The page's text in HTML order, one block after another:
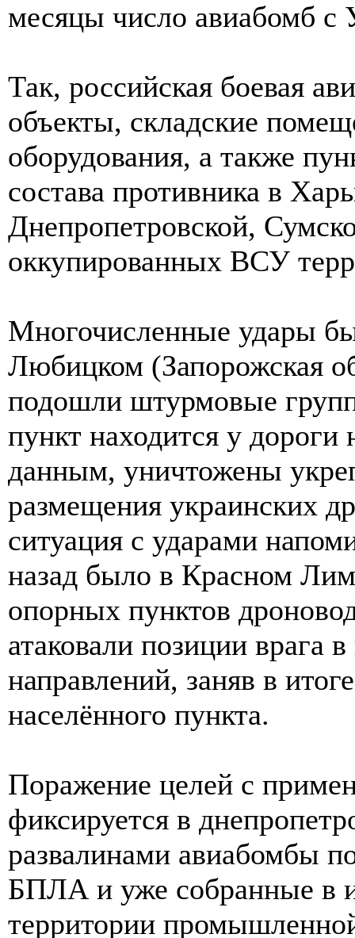
месяцы число авиабомб
Так, российская боевая
объекты, складские
оборудования, а также
состава противника в
Днепропетровской,
оккупированных ВСУ
Многочисленные удары
Любицком (Запорожская
подошли штурмовые
пункт находится у
данным, уничтожены
размещения украинских
ситуация с ударами
назад было в Красном
опорных пунктов
атаковали позиции врага
направлений, заняв в
населённого пункта.
Поражение целей с
фиксируется в
развалинами авиабомбы
БПЛА и уже собранные в
территории